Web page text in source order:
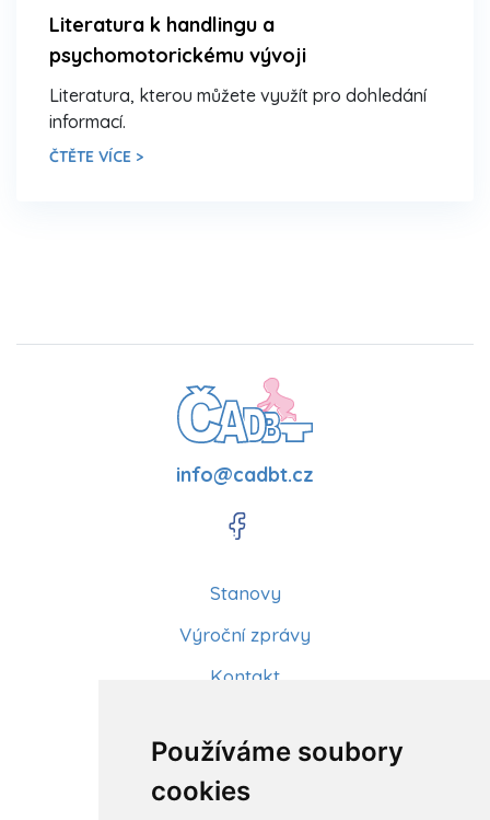
Používáme soubory
cookies
Literatura k handlingu a
psychomotorickému vývoji
Literatura, kterou můžete využít pro dohledání
informací.
ČTĚTE VÍCE >
info@cadbt.cz
Stanovy
Výroční zprávy
Kontakt
Články
Kurzy a workshopy